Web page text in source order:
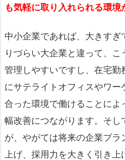
も気軽に取り入れられる環境
中小企業であれば、大きすぎ
りづらい大企業と違って、
管理しやすいですし、在宅勤
にサテライトオフィスやワー
合った環境で働けることによ
幅改善につながります。そし
が、やがては将来の企業ブラ
上げ、採用力を大きく引き